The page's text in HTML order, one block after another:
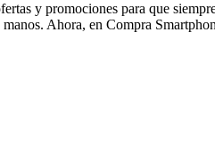
y promociones para que
Ahora, en Compra